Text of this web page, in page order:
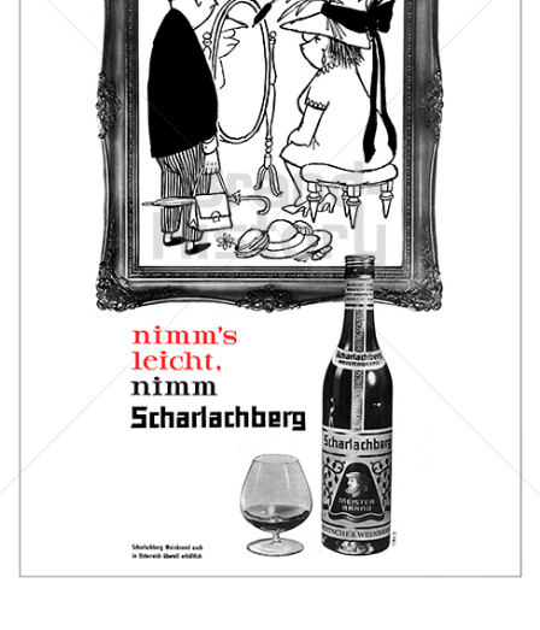
Scharlachberg
Scharlachberg Weinbrennerei, Wiesbaden
1960